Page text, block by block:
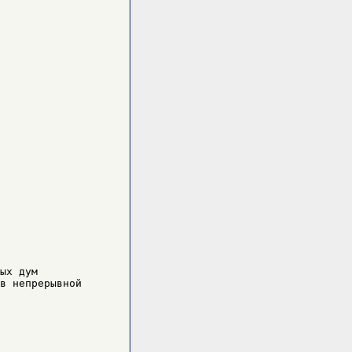
дум
непрерывной